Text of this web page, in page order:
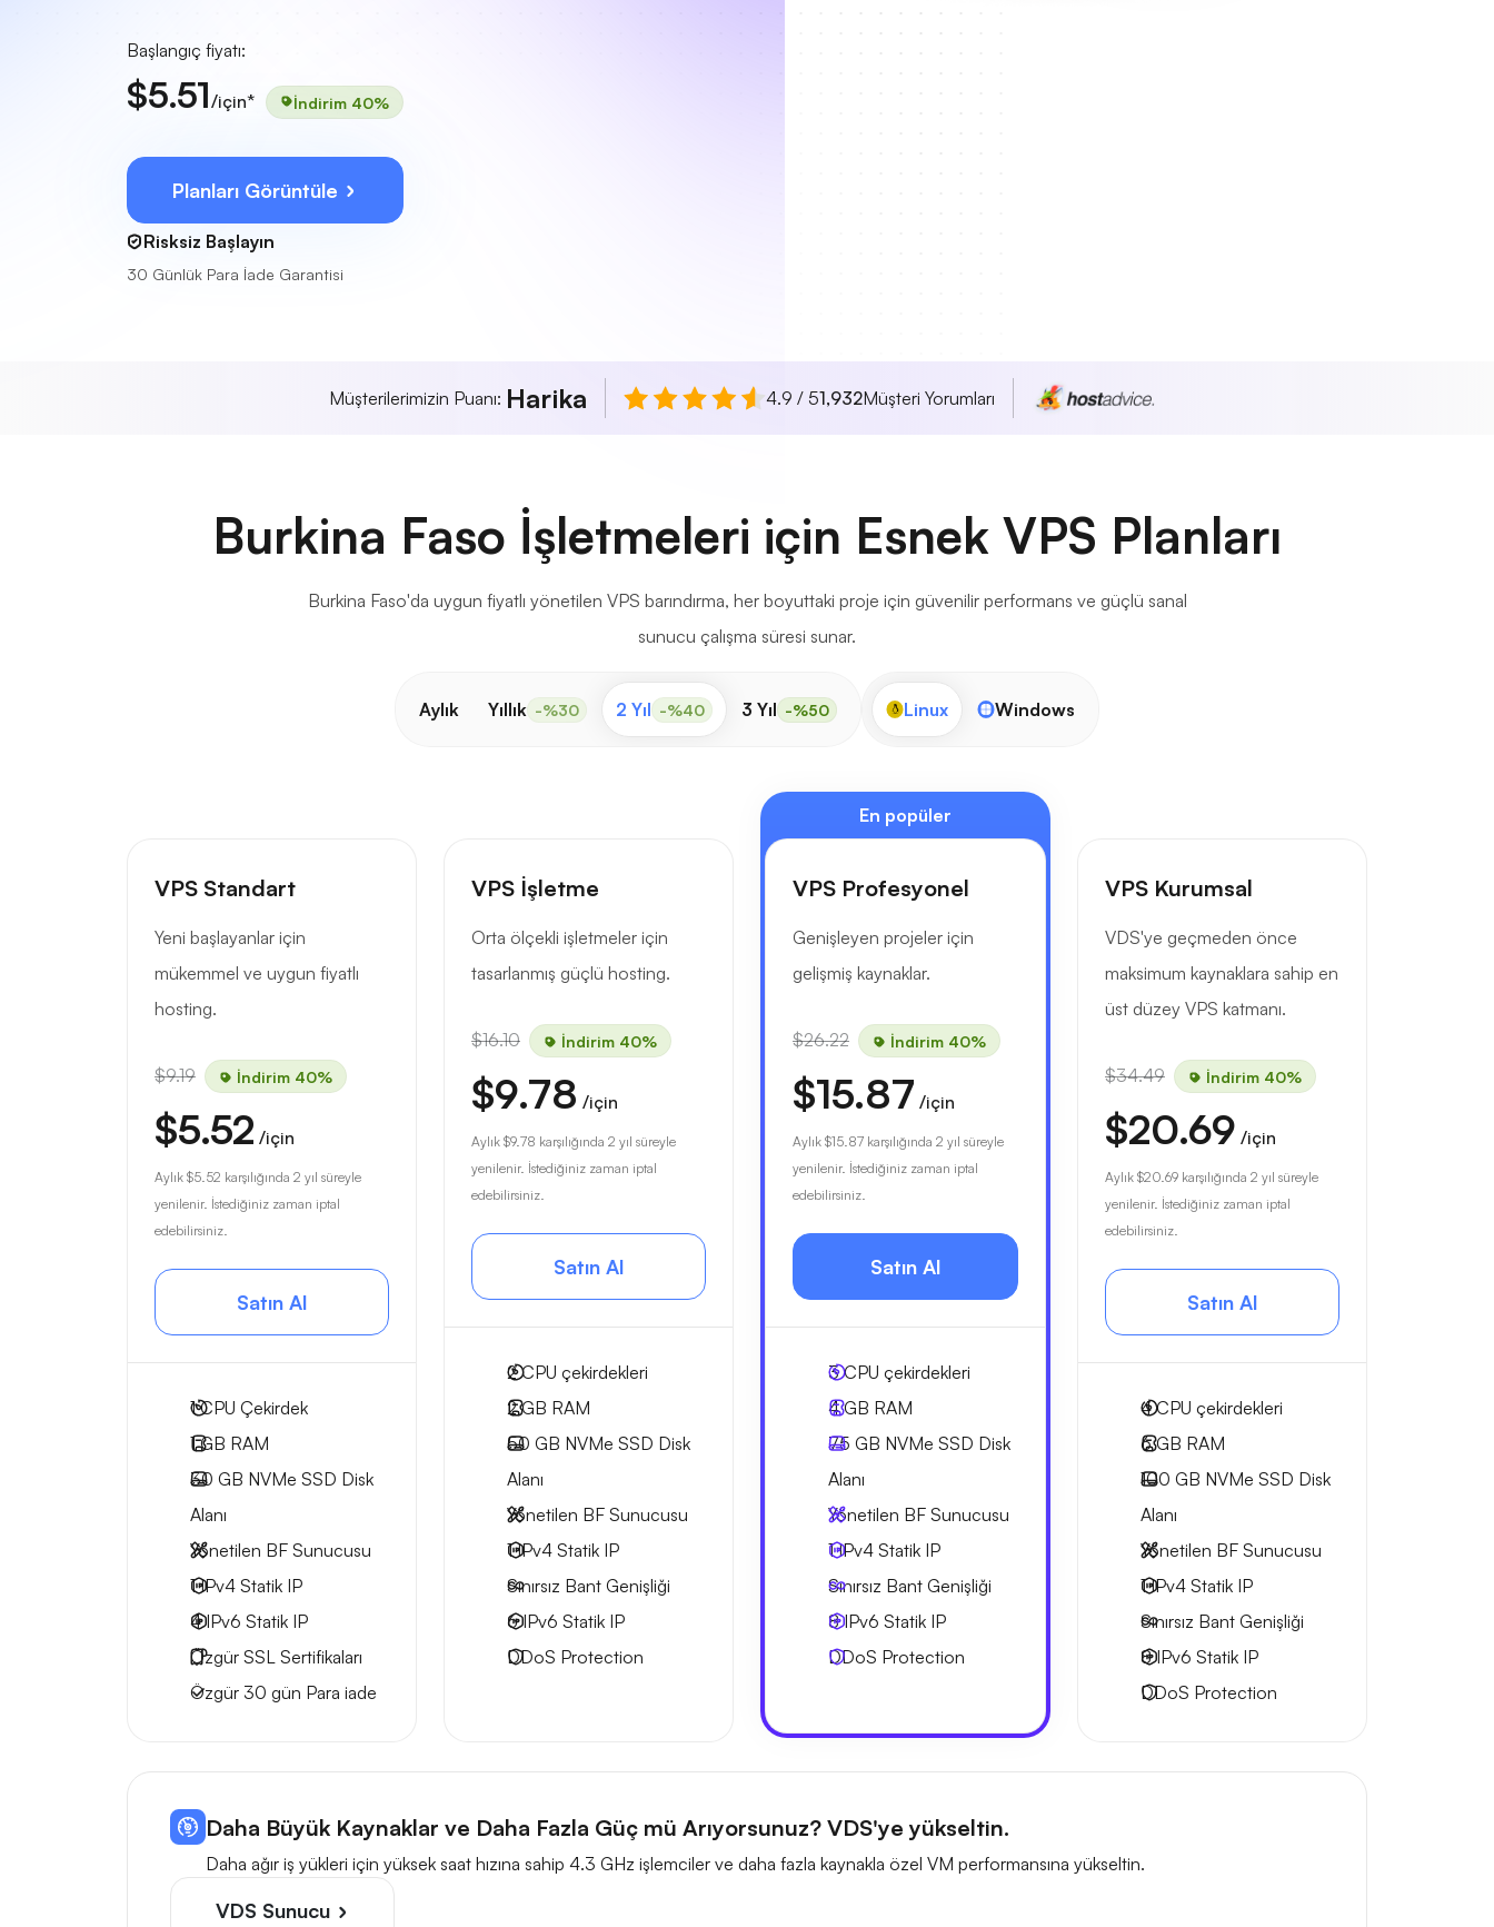
Başlangıç fiyatı:
$5.51/için* İndirim 40%
Planları Görüntüle
Risksiz Başlayın
30 Günlük Para İade Garantisi
Müşterilerimizin Puanı: Harika 4.9 / 51,932Müşteri Yorumları
Burkina Faso İşletmeleri için Esnek VPS Planları
Burkina Faso'da uygun fiyatlı yönetilen VPS barındırma, her boyuttaki proje için güvenilir performans ve güçlü sanal
sunucu çalışma süresi sunar.
Aylık Yıllık -%30 2 Yıl -%40 3 Yıl -%50 Linux Windows
VPS Standart
Yeni başlayanlar için
mükemmel ve uygun fiyatlı
hosting.
$9.19 İndirim 40%
$5.52 /için
Aylık $5.52 karşılığında 2 yıl süreyle
yenilenir. İstediğiniz zaman iptal
edebilirsiniz.
Satın Al
1CPU Çekirdek
1 GB RAM
30 GB NVMe SSD Disk
Alanı
Yönetilen BF Sunucusu
1 IPv4 Statik IP
4 IPv6 Statik IP
Özgür SSL Sertifikaları
Özgür 30 gün Para iade
VPS İşletme
Orta ölçekli işletmeler için
tasarlanmış güçlü hosting.
$16.10 İndirim 40%
$9.78 /için
Aylık $9.78 karşılığında 2 yıl süreyle
yenilenir. İstediğiniz zaman iptal
edebilirsiniz.
Satın Al
2CPU çekirdekleri
2 GB RAM
50 GB NVMe SSD Disk
Alanı
Yönetilen BF Sunucusu
1 IPv4 Statik IP
Sınırsız Bant Genişliği
6 IPv6 Statik IP
DDoS Protection
En popüler
VPS Profesyonel
Genişleyen projeler için
gelişmiş kaynaklar.
$26.22 İndirim 40%
$15.87 /için
Aylık $15.87 karşılığında 2 yıl süreyle
yenilenir. İstediğiniz zaman iptal
edebilirsiniz.
Satın Al
3CPU çekirdekleri
4 GB RAM
75 GB NVMe SSD Disk
Alanı
Yönetilen BF Sunucusu
1 IPv4 Statik IP
Sınırsız Bant Genişliği
8 IPv6 Statik IP
DDoS Protection
VPS Kurumsal
VDS'ye geçmeden önce
maksimum kaynaklara sahip en
üst düzey VPS katmanı.
$34.49 İndirim 40%
$20.69 /için
Aylık $20.69 karşılığında 2 yıl süreyle
yenilenir. İstediğiniz zaman iptal
edebilirsiniz.
Satın Al
4CPU çekirdekleri
6 GB RAM
100 GB NVMe SSD Disk
Alanı
Yönetilen BF Sunucusu
1 IPv4 Statik IP
Sınırsız Bant Genişliği
8 IPv6 Statik IP
DDoS Protection
Daha Büyük Kaynaklar ve Daha Fazla Güç mü Arıyorsunuz? VDS'ye yükseltin.
Daha ağır iş yükleri için yüksek saat hızına sahip 4.3 GHz işlemciler ve daha fazla kaynakla özel VM performansına yükseltin.
VDS Sunucu